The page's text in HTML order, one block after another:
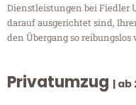
Dienstleistungen bei Fiedler
darauf ausgerichtet sind,
den Übergang so
Privatumzug | ab